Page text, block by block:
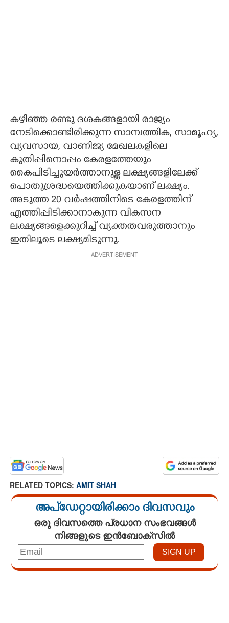
കഴിഞ്ഞ രണ്ടു ദശകങ്ങളായി രാജ്യം
നേടിക്കൊണ്ടിരിക്കുന്ന സാമ്പത്തിക, സാമൂഹ്യ,
വ്യവസായ, വാണിജ്യ മേഖലകളിലെ
കുതിപ്പിനൊപ്പം കേരളത്തേയും
കൈപിടിച്ചുയർത്താനുള്ള ലക്ഷ്യങ്ങളിലേക്ക്
പൊതുശ്രദ്ധയെത്തിക്കുകയാണ് ലക്ഷ്യം.
അടുത്ത 20 വർഷത്തിനിടെ കേരളത്തിന്
എത്തിപ്പിടിക്കാനാകുന്ന വികസന
ലക്ഷ്യങ്ങളെക്കുറിച്ച് വ്യക്തതവരുത്താനും
ഇതിലൂടെ ലക്ഷ്യമിടുന്നു.
ADVERTISEMENT
RELATED TOPICS: AMIT SHAH
അപ്ഡേറ്റായിരിക്കാം ദിവസവും
ഒരു ദിവസത്തെ പ്രധാന സംഭവങ്ങൾ
നിങ്ങളുടെ ഇൻബോക്സിൽ